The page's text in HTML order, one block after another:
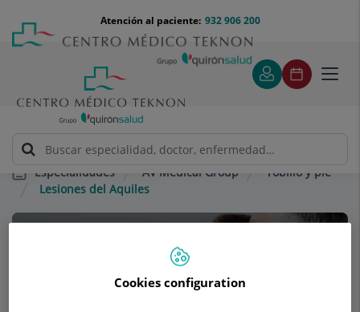
contenido
Menú
teléfono
cabecera
932 906 200
Atención al paciente:
Especialidades AV Medical Group
Tobillo y pie
Lesiones del Aquiles
AV Medical Group
Cookies configuration